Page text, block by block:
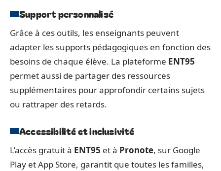
Support personnalisé
Grâce à ces outils, les enseignants peuvent
adapter les supports pédagogiques en fonction des
besoins de chaque élève. La plateforme ENT95
permet aussi de partager des ressources
supplémentaires pour approfondir certains sujets
ou rattraper des retards.
Accessibilité et inclusivité
L’accès gratuit à ENT95 et à Pronote, sur Google
Play et App Store, garantit que toutes les familles,